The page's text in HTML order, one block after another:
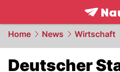
Home News Wirtschaft
Deutscher